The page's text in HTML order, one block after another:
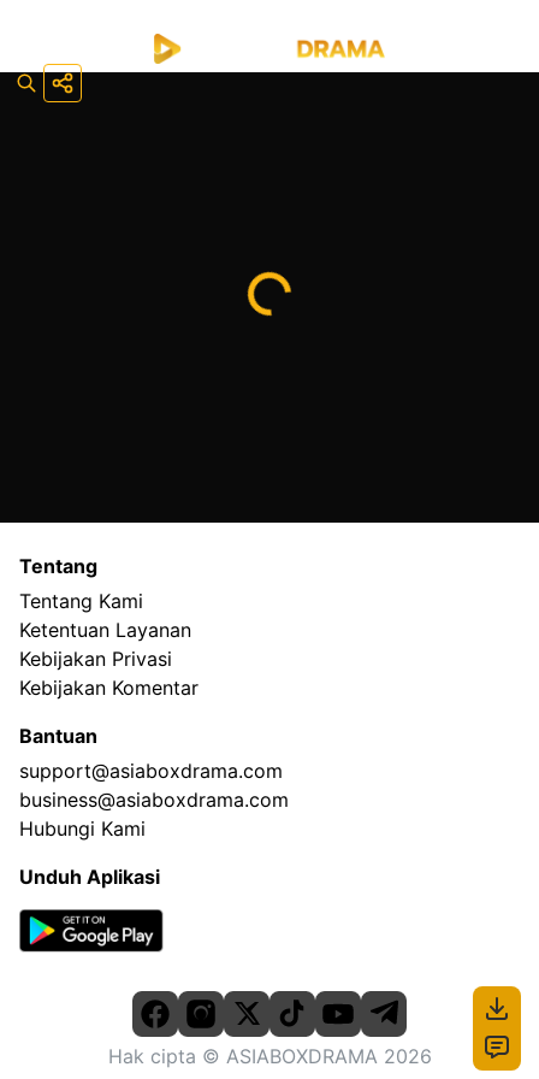
Tentang
Tentang Kami
Ketentuan Layanan
Kebijakan Privasi
Kebijakan Komentar
Bantuan
support@asiaboxdrama.com
business@asiaboxdrama.com
Hubungi Kami
Unduh Aplikasi
Hak cipta © ASIABOXDRAMA 2026